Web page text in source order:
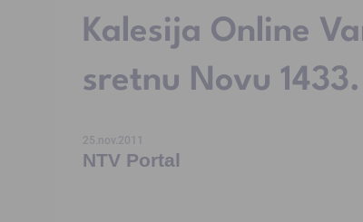
Kalesija Online
sretnu Novu
25.nov.2011
NTV Portal